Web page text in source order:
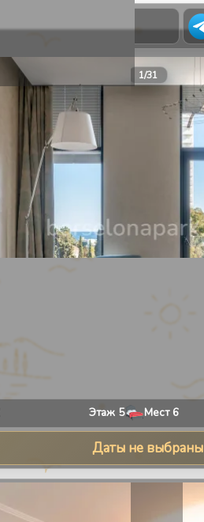
О нас
1/31
Этаж 5 Мест 6
Даты не выбраны